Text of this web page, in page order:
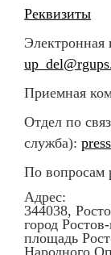
Реквизиты
Электронная
Приемная
Отдел по
служба):
По вопросам
Адрес:
344038,
город
площадь
Народного